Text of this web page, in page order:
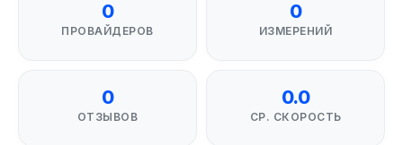
0
ПРОВАЙДЕРОВ
0
ИЗМЕРЕНИЙ
0
ОТЗЫВОВ
0.0
СР. СКОРОСТЬ